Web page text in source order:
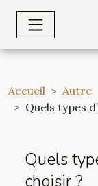
Accueil
Autre
Quels types
Quels
choisir ?